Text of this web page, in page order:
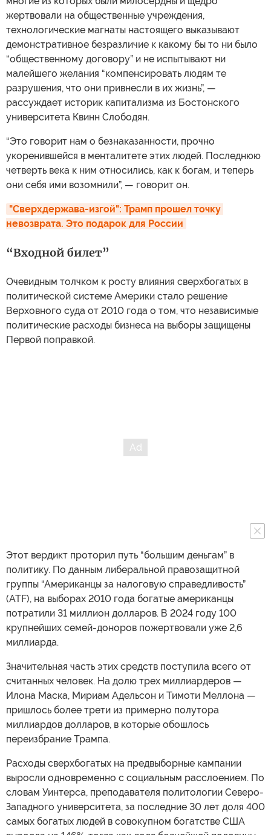
жертвовали на общественные учреждения,
технологические магнаты настоящего выказывают
демонстративное безразличие к какому бы то ни было
“общественному договору” и не испытывают ни
малейшего желания “компенсировать людям те
разрушения, что они привнесли в их жизнь”, —
рассуждает историк капитализма из Бостонского
университета Квинн Слободян.
“Это говорит нам о безнаказанности, прочно
укоренившейся в менталитете этих людей. Последнюю
четверть века к ним относились, как к богам, и теперь
они себя ими возомнили”, — говорит он.
"Сверхдержава-изгой": Трамп прошел точку
невозврата. Это подарок для России
“Входной билет”
Очевидным толчком к росту влияния сверхбогатых в
политической системе Америки стало решение
Верховного суда от 2010 года о том, что независимые
политические расходы бизнеса на выборы защищены
Первой поправкой.
Этот вердикт проторил путь “большим деньгам” в
политику. По данным либеральной правозащитной
группы “Американцы за налоговую справедливость”
(ATF), на выборах 2010 года богатые американцы
потратили 31 миллион долларов. В 2024 году 100
крупнейших семей-доноров пожертвовали уже 2,6
миллиарда.
Значительная часть этих средств поступила всего от
считанных человек. На долю трех миллиардеров —
Илона Маска, Мириам Адельсон и Тимоти Меллона —
пришлось более трети из примерно полутора
миллиардов долларов, в которые обошлось
переизбрание Трампа.
Расходы сверхбогатых на предвыборные кампании
выросли одновременно с социальным расслоением. По
словам Уинтерса, преподавателя политологии Северо-
Западного университета, за последние 30 лет доля 400
самых богатых людей в совокупном богатстве США